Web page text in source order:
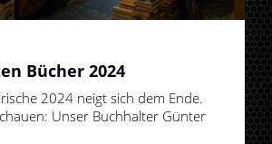
Bücher 2024
2024 neigt sich dem Ende.
Unser Buchhalter Günter